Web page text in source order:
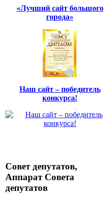
«Лучший сайт большого
города»
Наш сайт – победитель
конкурса!
Совет депутатов,
Аппарат Совета
депутатов